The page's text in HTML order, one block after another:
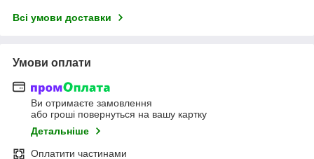
Всі умови доставки
Умови оплати
Ви отримаєте замовлення
або гроші повернуться на вашу картку
Детальніше
Оплатити частинами